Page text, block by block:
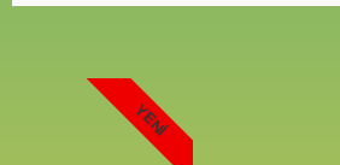
YENI